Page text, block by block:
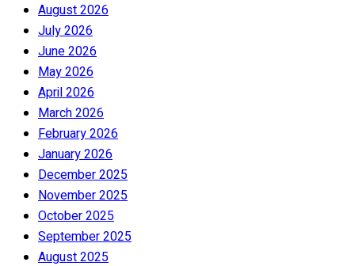
August 2026
July 2026
June 2026
May 2026
April 2026
March 2026
February 2026
January 2026
December 2025
November 2025
October 2025
September 2025
August 2025